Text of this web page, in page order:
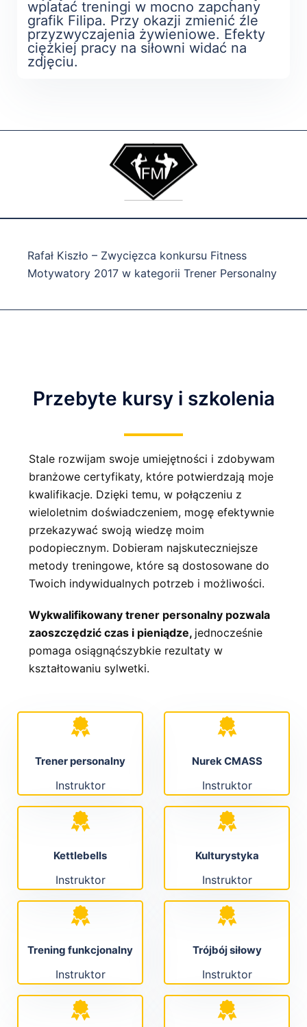
wplatać treningi w mocno zapchany
grafik Filipa. Przy okazji zmienić źle
przyzwyczajenia żywieniowe. Efekty
ciężkiej pracy na siłowni widać na
zdjęciu.
Rafał Kiszło – Zwycięzca konkursu Fitness
Motywatory 2017 w kategorii Trener Personalny
Przebyte kursy i szkolenia
Stale rozwijam swoje umiejętności i zdobywam
branżowe certyfikaty, które potwierdzają moje
kwalifikacje. Dzięki temu, w połączeniu z
wieloletnim doświadczeniem, mogę efektywnie
przekazywać swoją wiedzę moim
podopiecznym. Dobieram najskuteczniejsze
metody treningowe, które są dostosowane do
Twoich indywidualnych potrzeb i możliwości.
Wykwalifikowany trener personalny pozwala
zaoszczędzić czas i pieniądze, jednocześnie
pomaga osiągnąćszybkie rezultaty w
kształtowaniu sylwetki.
Trener personalny
Instruktor
Nurek CMASS
Instruktor
Kettlebells
Instruktor
Kulturystyka
Instruktor
Trening funkcjonalny
Instruktor
Trójbój siłowy
Instruktor